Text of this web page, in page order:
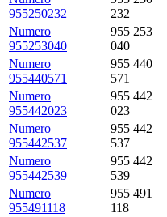
955250232
232
Numero
955253040
955 253
040
Numero
955440571
955 440
571
Numero
955442023
955 442
023
Numero
955442537
955 442
537
Numero
955442539
955 442
539
Numero
955491118
955 491
118